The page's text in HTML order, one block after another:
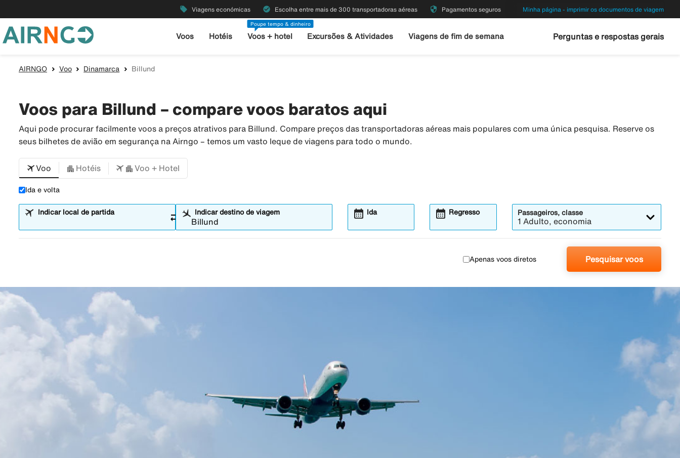
local_offer Viagens económicas check_circle Escolha entre mais de 300 transportadoras aéreas security Pagamentos seguros Minha página - imprimir os documentos de viagem
Voos Hotéis
Poupe tempo & dinheiro
Voos + hotel Excursões & Atividades Viagens de fim de semana Perguntas e respostas gerais
AIRNGO Voo Dinamarca Billund
Voos para Billund – compare voos baratos aqui
Aqui pode procurar facilmente voos a preços atrativos para Billund. Compare preços das transportadoras aéreas mais populares com uma única pesquisa. Reserve os
seus bilhetes de avião em segurança na Airngo – temos um vasto leque de viagens para todo o mundo.
Voo Hotéis Voo + Hotel
Ida e volta
Indicar local de partida sync_alt Indicar destino de viagem Ida
calendar_month Regresso
calendar_month Passageiros, classe
1 Adulto, economia
Apenas voos diretos Pesquisar voos